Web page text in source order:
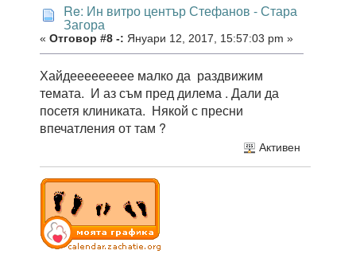
Re: Ин витро център Стефанов - Стара
Загора
« Отговор #8 -: Януари 12, 2017, 15:57:03 pm »
Хайдеееееееее малко да раздвижим
темата. И аз съм пред дилема . Дали да
посетя клиниката. Някой с пресни
впечатления от там ?
Активен